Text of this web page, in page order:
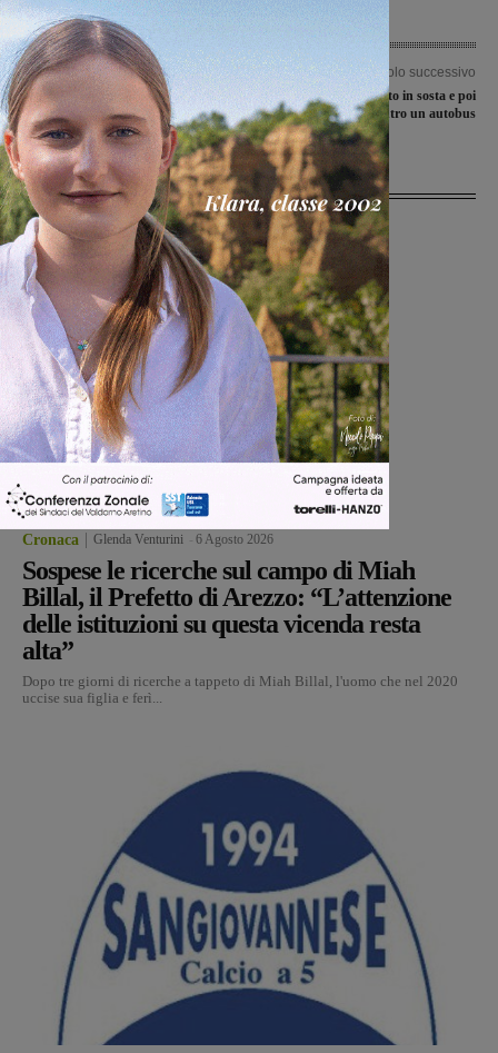
Articolo precedente
Studenti in piazza contro la riforma
della scuola e i test Invalsi
Articolo successivo
Ape sbatte in un’auto in sosta e poi
finisce contro un autobus
Ultime Notizie
Cronaca Glenda Venturini 6 Agosto 2026
Sospese le ricerche sul campo di Miah
Billal, il Prefetto di Arezzo: “L’attenzione
delle istituzioni su questa vicenda resta
alta”
Dopo tre giorni di ricerche a tappeto di Miah Billal, l'uomo che nel 2020
uccise sua figlia e ferì...